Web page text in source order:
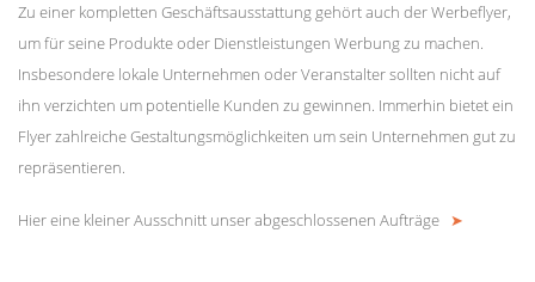
Zu einer kompletten Geschäftsausstattung gehört auch der Werbeflyer,
um für seine Produkte oder Dienstleistungen Werbung zu machen.
Insbesondere lokale Unternehmen oder Veranstalter sollten nicht auf
ihn verzichten um potentielle Kunden zu gewinnen. Immerhin bietet ein
Flyer zahlreiche Gestaltungsmöglichkeiten um sein Unternehmen gut zu
repräsentieren.
Hier eine kleiner Ausschnitt unser abgeschlossenen Aufträge ➤